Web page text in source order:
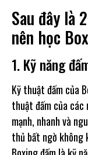
Sau đây là
nên học
1. Kỹ năng
Kỹ thuật đấm của
thuật đấm của các
mạnh, nhanh và
thủ bất ngờ không